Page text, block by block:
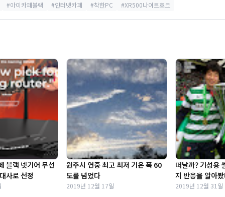
#아이카페블랙 #인터넷카페 #착한PC #XR500나이트호크
블랙 넷기어 무선
사로 선정
원주시 연중 최고 최저 기온 폭 60
도를 넘었다
2019년 12월 17일
떠날까? 기성용
지 반응을 알아
2019년 12월 31일